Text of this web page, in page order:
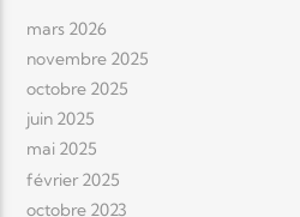
mars 2026
novembre 2025
octobre 2025
juin 2025
mai 2025
février 2025
octobre 2023